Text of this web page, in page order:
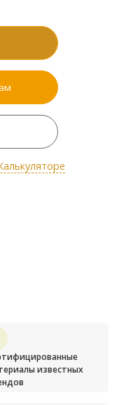
известных